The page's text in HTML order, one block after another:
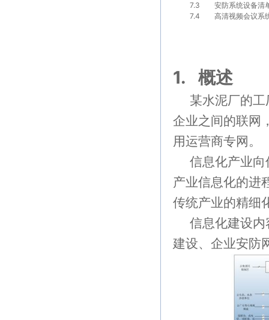
7.3
安防系统设备清
7.4
高清视频会议系
1. 概述
某水泥厂的
企业之间的联网
用运营商专网。
信息化产业
产业信息化的进
传统产业的精细
信息化建设
建设、企业安防